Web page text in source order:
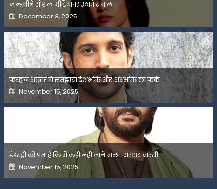
जान्हवीने सोशल मीडियापर उठाये सवाल
Posted
on
December 3, 2025
फरहान अख्तर ने समझाया देशभक्ति और अंधभक्ति का फर्क
Posted
on
November 15, 2025
इंडस्ट्री को पता है कि मैं कहीं नहीं जाने वाला-अरशद वारसी
Posted
on
November 15, 2025